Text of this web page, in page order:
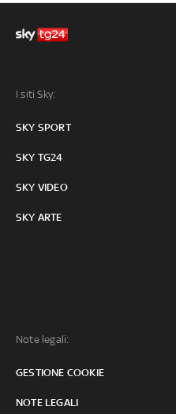
I siti Sky:
SKY SPORT
SKY TG24
SKY VIDEO
SKY ARTE
Note legali:
GESTIONE COOKIE
NOTE LEGALI